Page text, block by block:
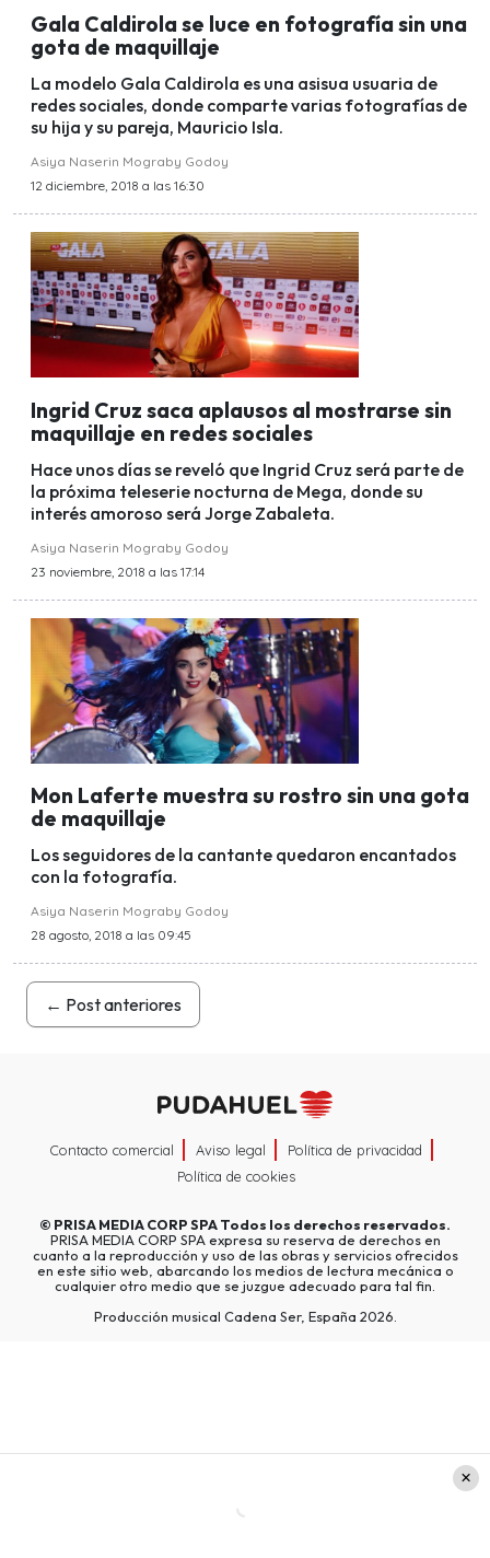
Gala Caldirola se luce en fotografía sin una
gota de maquillaje
La modelo Gala Caldirola es una asisua usuaria de
redes sociales, donde comparte varias fotografías de
su hija y su pareja, Mauricio Isla.
Asiya Naserin Mograby Godoy
12 diciembre, 2018 a las 16:30
Ingrid Cruz saca aplausos al mostrarse sin
maquillaje en redes sociales
Hace unos días se reveló que Ingrid Cruz será parte de
la próxima teleserie nocturna de Mega, donde su
interés amoroso será Jorge Zabaleta.
Asiya Naserin Mograby Godoy
23 noviembre, 2018 a las 17:14
Mon Laferte muestra su rostro sin una gota
de maquillaje
Los seguidores de la cantante quedaron encantados
con la fotografía.
Asiya Naserin Mograby Godoy
28 agosto, 2018 a las 09:45
← Post anteriores
Contacto comercial Aviso legal
Política de privacidad
Política de cookies
© PRISA MEDIA CORP SPATodos los derechos reservados.
PRISA MEDIA CORP SPA expresa su reserva de derechos en
cuanto a la reproducción y uso de las obras y servicios ofrecidos
en este sitio web, abarcando los medios de lectura mecánica o
cualquier otro medio que se juzgue adecuado para tal fin.
Producción musical Cadena Ser, España 2026.